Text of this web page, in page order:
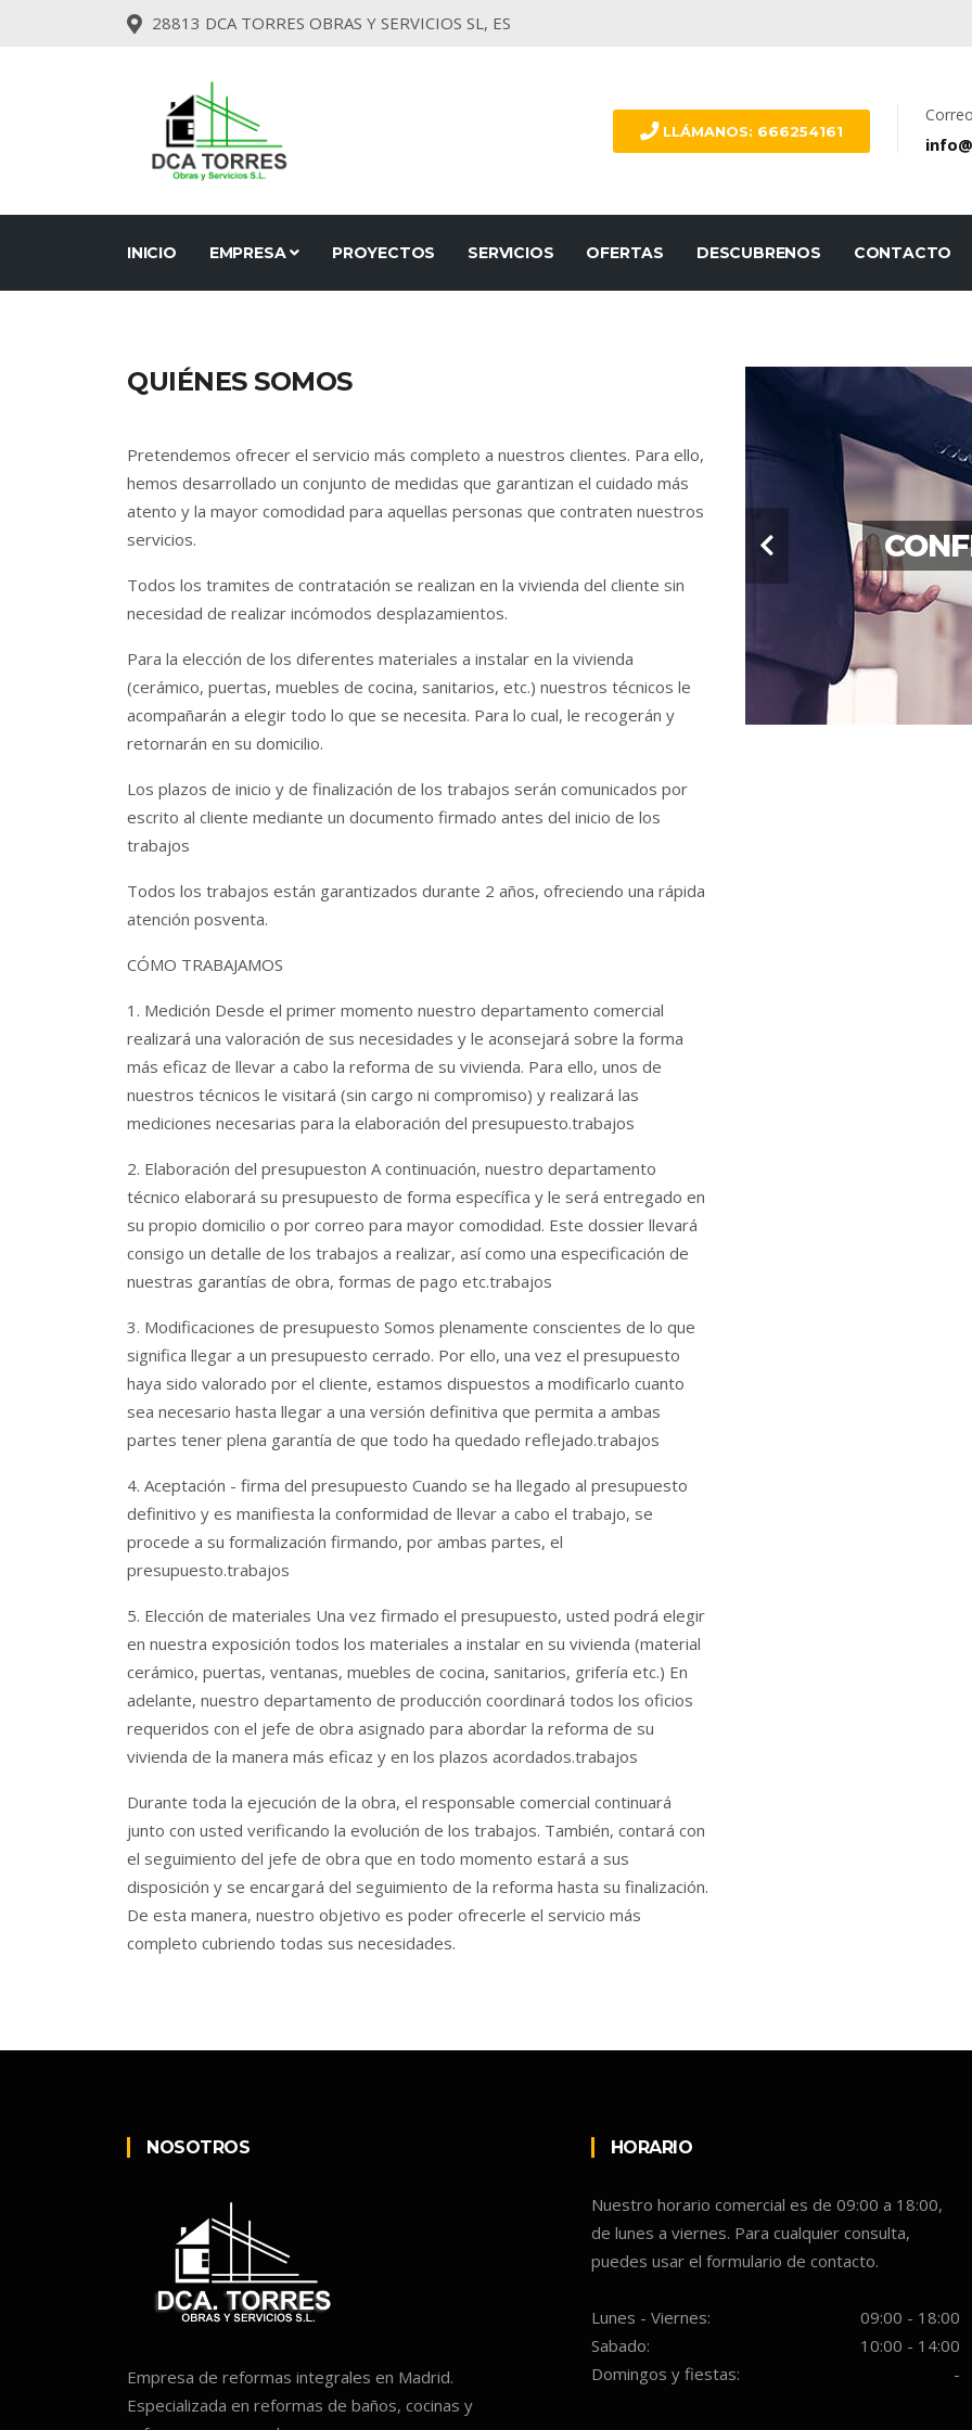
28813 DCA TORRES OBRAS Y SERVICIOS SL, ES
LLÁMANOS: 666254161
Correo
INICIO EMPRESA PROYECTOS SERVICIOS OFERTAS DESCUBRENOS CONTACTO
QUIÉNES SOMOS
Pretendemos ofrecer el servicio más completo a nuestros clientes. Para ello,
hemos desarrollado un conjunto de medidas que garantizan el cuidado más
atento y la mayor comodidad para aquellas personas que contraten nuestros
servicios.
Todos los tramites de contratación se realizan en la vivienda del cliente sin
necesidad de realizar incómodos desplazamientos.
Para la elección de los diferentes materiales a instalar en la vivienda
(cerámico, puertas, muebles de cocina, sanitarios, etc.) nuestros técnicos le
acompañarán a elegir todo lo que se necesita. Para lo cual, le recogerán y
retornarán en su domicilio.
Los plazos de inicio y de finalización de los trabajos serán comunicados por
escrito al cliente mediante un documento firmado antes del inicio de los
trabajos
Todos los trabajos están garantizados durante 2 años, ofreciendo una rápida
atención posventa.
CÓMO TRABAJAMOS
1. Medición Desde el primer momento nuestro departamento comercial
realizará una valoración de sus necesidades y le aconsejará sobre la forma
más eficaz de llevar a cabo la reforma de su vivienda. Para ello, unos de
nuestros técnicos le visitará (sin cargo ni compromiso) y realizará las
mediciones necesarias para la elaboración del presupuesto.trabajos
2. Elaboración del presupueston A continuación, nuestro departamento
técnico elaborará su presupuesto de forma específica y le será entregado en
su propio domicilio o por correo para mayor comodidad. Este dossier llevará
consigo un detalle de los trabajos a realizar, así como una especificación de
nuestras garantías de obra, formas de pago etc.trabajos
3. Modificaciones de presupuesto Somos plenamente conscientes de lo que
significa llegar a un presupuesto cerrado. Por ello, una vez el presupuesto
haya sido valorado por el cliente, estamos dispuestos a modificarlo cuanto
sea necesario hasta llegar a una versión definitiva que permita a ambas
partes tener plena garantía de que todo ha quedado reflejado.trabajos
4. Aceptación - firma del presupuesto Cuando se ha llegado al presupuesto
definitivo y es manifiesta la conformidad de llevar a cabo el trabajo, se
procede a su formalización firmando, por ambas partes, el
presupuesto.trabajos
5. Elección de materiales Una vez firmado el presupuesto, usted podrá elegir
en nuestra exposición todos los materiales a instalar en su vivienda (material
cerámico, puertas, ventanas, muebles de cocina, sanitarios, grifería etc.) En
adelante, nuestro departamento de producción coordinará todos los oficios
requeridos con el jefe de obra asignado para abordar la reforma de su
vivienda de la manera más eficaz y en los plazos acordados.trabajos
Durante toda la ejecución de la obra, el responsable comercial continuará
junto con usted verificando la evolución de los trabajos. También, contará con
el seguimiento del jefe de obra que en todo momento estará a sus
disposición y se encargará del seguimiento de la reforma hasta su finalización.
De esta manera, nuestro objetivo es poder ofrecerle el servicio más
completo cubriendo todas sus necesidades.
NOSOTROS
Empresa de reformas integrales en Madrid.
Especializada en reformas de baños, cocinas y
HORARIO
Nuestro horario comercial es de 09:00 a 18:00,
de lunes a viernes. Para cualquier consulta,
puedes usar el formulario de contacto.
Lunes - Viernes:
09:00 - 18:00
Sabado:
10:00 - 14:00
Domingos y fiestas:
-